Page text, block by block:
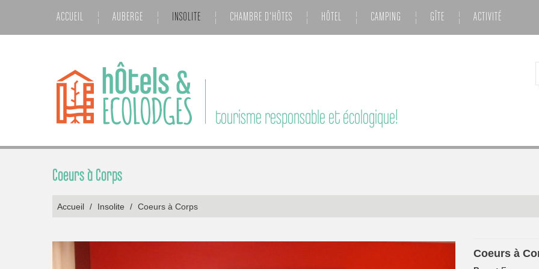
ACCUEIL AUBERGE INSOLITE CHAMBRE D'HÔTES HÔTEL CAMPING GÎTE ACTIVITÉ
tourisme responsable et écologique!
Coeurs à Corps
Accueil / Insolite / Coeurs à Corps
Coeurs à